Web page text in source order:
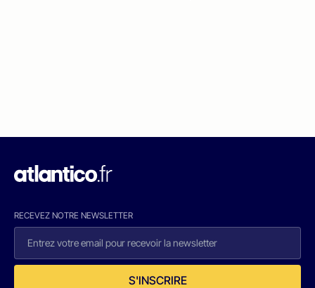
RECEVEZ NOTRE NEWSLETTER
S'INSCRIRE